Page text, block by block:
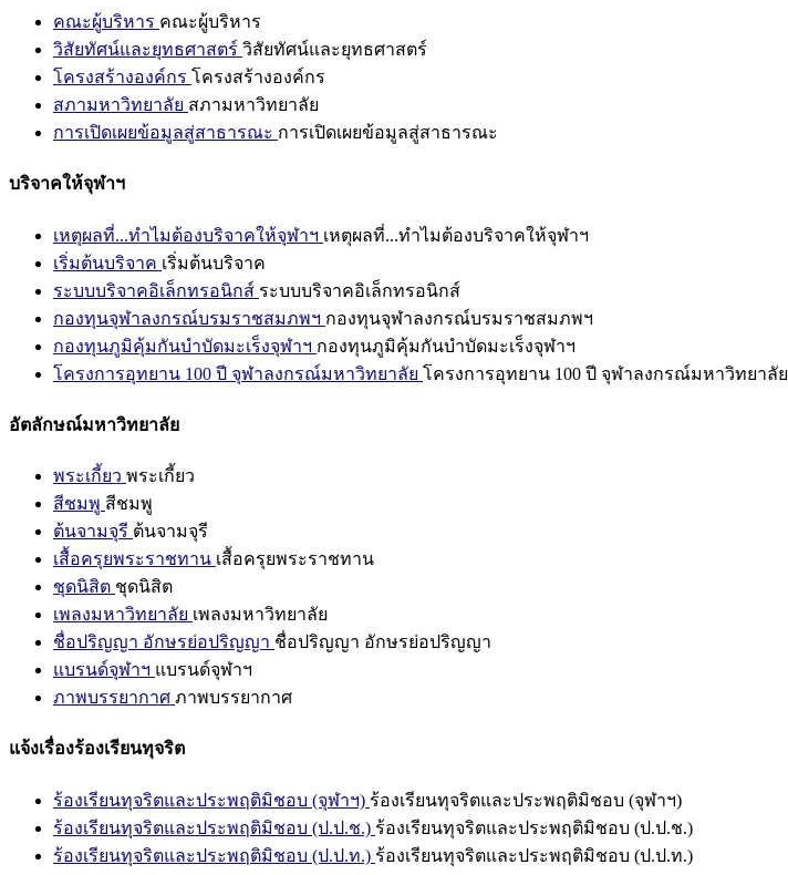
คณะผู้บริหาร คณะผู้บริหาร
วิสัยทัศน์และยุทธศาสตร์ วิสัยทัศน์และยุทธศาสตร์
โครงสร้างองค์กร โครงสร้างองค์กร
สภามหาวิทยาลัย สภามหาวิทยาลัย
การเปิดเผยข้อมูลสู่สาธารณะ การเปิดเผยข้อมูลสู่สาธารณะ
บริจาคให้จุฬาฯ
เหตุผลที่...ทำไมต้องบริจาคให้จุฬาฯ เหตุผลที่...ทำไมต้องบริจาคให้จุฬาฯ
เริ่มต้นบริจาค เริ่มต้นบริจาค
ระบบบริจาคอิเล็กทรอนิกส์ ระบบบริจาคอิเล็กทรอนิกส์
กองทุนจุฬาลงกรณ์บรมราชสมภพฯ กองทุนจุฬาลงกรณ์บรมราชสมภพฯ
กองทุนภูมิคุ้มกันบำบัดมะเร็งจุฬาฯ กองทุนภูมิคุ้มกันบำบัดมะเร็งจุฬาฯ
โครงการอุทยาน 100 ปี จุฬาลงกรณ์มหาวิทยาลัย โครงการอุทยาน 100 ปี จุฬาลงกรณ์มหาวิทยาลัย
อัตลักษณ์มหาวิทยาลัย
พระเกี้ยว พระเกี้ยว
สีชมพู สีชมพู
ต้นจามจุรี ต้นจามจุรี
เสื้อครุยพระราชทาน เสื้อครุยพระราชทาน
ชุดนิสิต ชุดนิสิต
เพลงมหาวิทยาลัย เพลงมหาวิทยาลัย
ชื่อปริญญา อักษรย่อปริญญา ชื่อปริญญา อักษรย่อปริญญา
แบรนด์จุฬาฯ แบรนด์จุฬาฯ
ภาพบรรยากาศ ภาพบรรยากาศ
แจ้งเรื่องร้องเรียนทุจริต
ร้องเรียนทุจริตและประพฤติมิชอบ (จุฬาฯ) ร้องเรียนทุจริตและประพฤติมิชอบ (จุฬาฯ)
ร้องเรียนทุจริตและประพฤติมิชอบ (ป.ป.ช.) ร้องเรียนทุจริตและประพฤติมิชอบ (ป.ป.ช.)
ร้องเรียนทุจริตและประพฤติมิชอบ (ป.ป.ท.) ร้องเรียนทุจริตและประพฤติมิชอบ (ป.ป.ท.)